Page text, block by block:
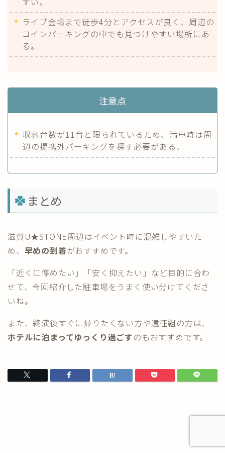
ライブ会場まで徒歩4分とアクセスが良く、周辺の
コインパーキングの中でも見つけやすい場所にあ
る。
注意点
収容台数が11台と限られているため、満車時は周
辺の提携外パーキングを探す必要がある。
まとめ
滋賀U★STONE周辺はイベント時に混雑しやすいた
め、 早めの到着がおすすめです。
「近くに停めたい」「安く抑えたい」など目的に合わ
せて、今回紹介した駐車場をうまく使い分けてくださ
いね。
また、終演後すぐに帰りたくない方や遠征組の方は、
ホテルに泊まってゆっくり過ごすのもおすすめです。